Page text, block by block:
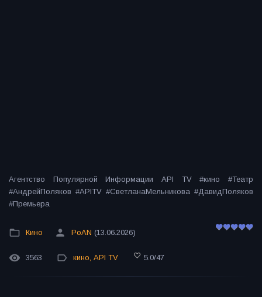
Агентство Популярной Информации API TV #кино #Театр
#АндрейПоляков #APITV #СветланаМельникова #ДавидПоляков
#Премьера
Кино PoAN (13.06.2026)
3563 кино, API TV 5.0/47